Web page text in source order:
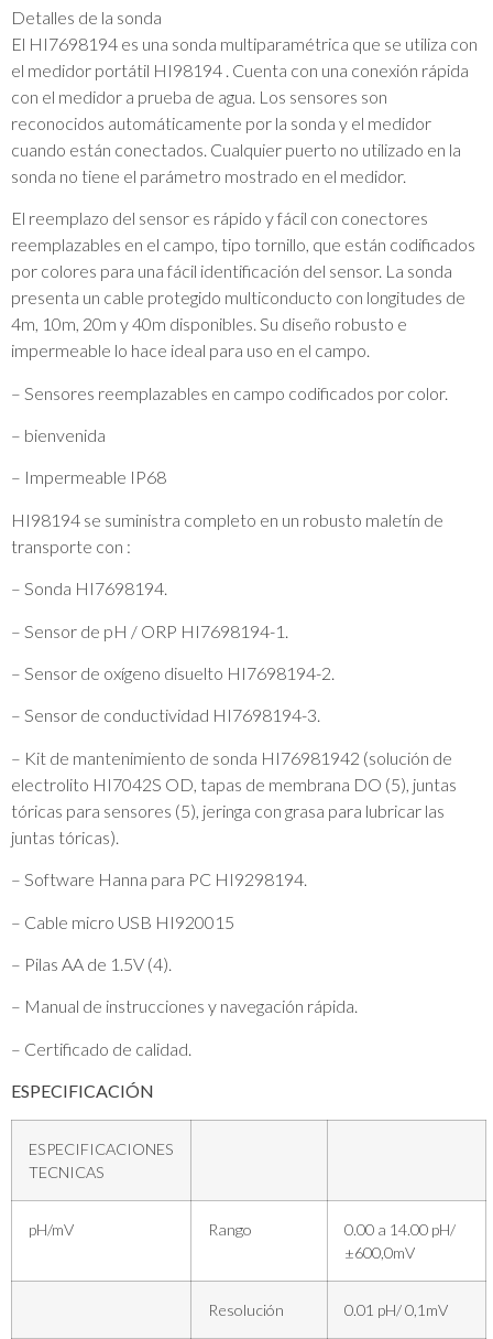
Detalles de la sonda
El HI7698194 es una sonda multiparamétrica que se utiliza con
el medidor portátil HI98194 . Cuenta con una conexión rápida
con el medidor a prueba de agua. Los sensores son
reconocidos automáticamente por la sonda y el medidor
cuando están conectados. Cualquier puerto no utilizado en la
sonda no tiene el parámetro mostrado en el medidor.
El reemplazo del sensor es rápido y fácil con conectores
reemplazables en el campo, tipo tornillo, que están codificados
por colores para una fácil identificación del sensor. La sonda
presenta un cable protegido multiconducto con longitudes de
4m, 10m, 20m y 40m disponibles. Su diseño robusto e
impermeable lo hace ideal para uso en el campo.
– Sensores reemplazables en campo codificados por color.
– bienvenida
– Impermeable IP68
HI98194 se suministra completo en un robusto maletín de
transporte con :
– Sonda HI7698194.
– Sensor de pH / ORP HI7698194-1.
– Sensor de oxígeno disuelto HI7698194-2.
– Sensor de conductividad HI7698194-3.
– Kit de mantenimiento de sonda HI76981942 (solución de
electrolito HI7042S OD, tapas de membrana DO (5), juntas
tóricas para sensores (5), jeringa con grasa para lubricar las
juntas tóricas).
– Software Hanna para PC HI9298194.
– Cable micro USB HI920015
– Pilas AA de 1.5V (4).
– Manual de instrucciones y navegación rápida.
– Certificado de calidad.
ESPECIFICACIÓN
ESPECIFICACIONES
TECNICAS
pH/mV Rango
0.00 a 14.00 pH/
±600,0mV
Resolución 0.01 pH/ 0,1mV